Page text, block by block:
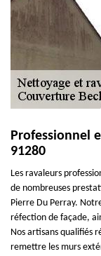
Professionnel
91280
Les ravaleurs
de nombreuses
Pierre Du Perray.
réfection de façade,
Nos artisans qualifiés
remettre les murs